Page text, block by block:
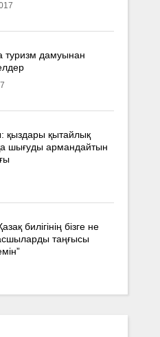
дамуынан
қыздары қытайлық
шығуды армандайтын
билігінің бізге не
таңғысы